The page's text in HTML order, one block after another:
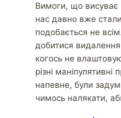
Вимоги, що висуває
нас давно вже
подобається не
добитися видалення
когось не
різні
напевне, були
чимось налякати,